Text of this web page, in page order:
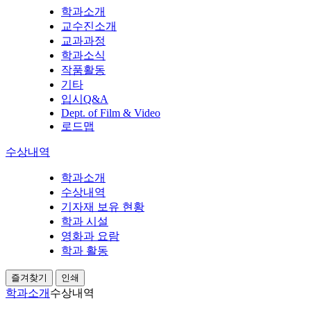
학과소개
교수진소개
교과과정
학과소식
작품활동
기타
입시Q&A
Dept. of Film & Video
로드맵
수상내역
학과소개
수상내역
기자재 보유 현황
학과 시설
영화과 요람
학과 활동
즐겨찾기 인쇄
학과소개 수상내역